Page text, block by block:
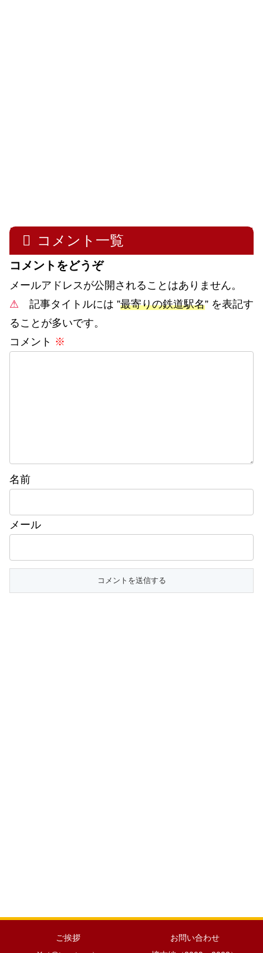
コメント一覧
コメントをどうぞ
メールアドレスが公開されることはありません。
⚠ 記事タイトルには ”最寄りの鉄道駅名” を表記す
ることが多いです。
コメント ※
名前
メール
ご挨拶
お問い合わせ